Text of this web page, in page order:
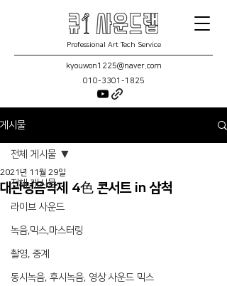
Professional Art Tech Service
kyouwon1225@naver.com
010-3301-1825
게시물
전체 게시물
라이브 사운드
녹음,믹스,마스터링
촬영, 중계
동시녹음, 후시녹음, 영상 사운드 믹스
전체 게시물
대관령음악제 4色 콘서트 in 삼척
2021년 11월 29일